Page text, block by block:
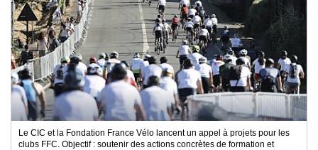
Le CIC et la Fondation France Vélo lancent un appel à projets pour les
clubs FFC. Objectif : soutenir des actions concrètes de formation et